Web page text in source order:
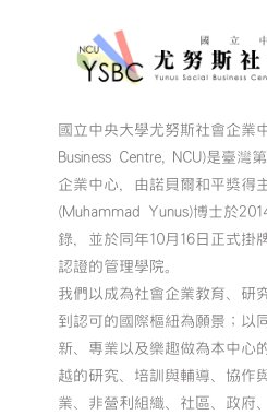
具】〉
中
國立中央大學尤努斯社會企業
Business Centre, NCU)是臺灣
企業中心，由諾貝爾和平獎得
(Muhammad Yunus)博士於
錄，並於同年10月16日正式掛
認證的管理學院。
我們以成為社會企業教育、研
到認可的國際樞紐為願景；以
新、專業以及樂趣做為本中心
越的研究、培訓與輔導、協作
業、非營利組織、社區、政府